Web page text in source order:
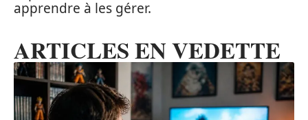
apprendre à les gérer.
ARTICLES EN VEDETTE